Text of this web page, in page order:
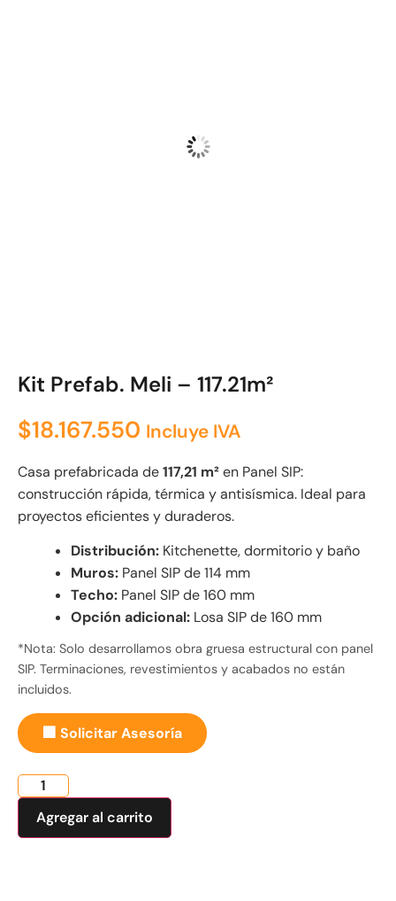
Kit Prefab. Meli – 117.21m²
$18.167.550 Incluye IVA
Casa prefabricada de117,21 m²en Panel SIP:
construcción rápida, térmica y antisísmica. Ideal para
proyectos eficientes y duraderos.
Distribución: Kitchenette, dormitorio y baño
Muros: Panel SIP de 114 mm
Techo: Panel SIP de 160 mm
Opción adicional: Losa SIP de 160 mm
*Nota: Solo desarrollamos obra gruesa estructural con panel
SIP. Terminaciones, revestimientos y acabados no están
incluidos.
🏢 Solicitar Asesoría
Agregar al carrito